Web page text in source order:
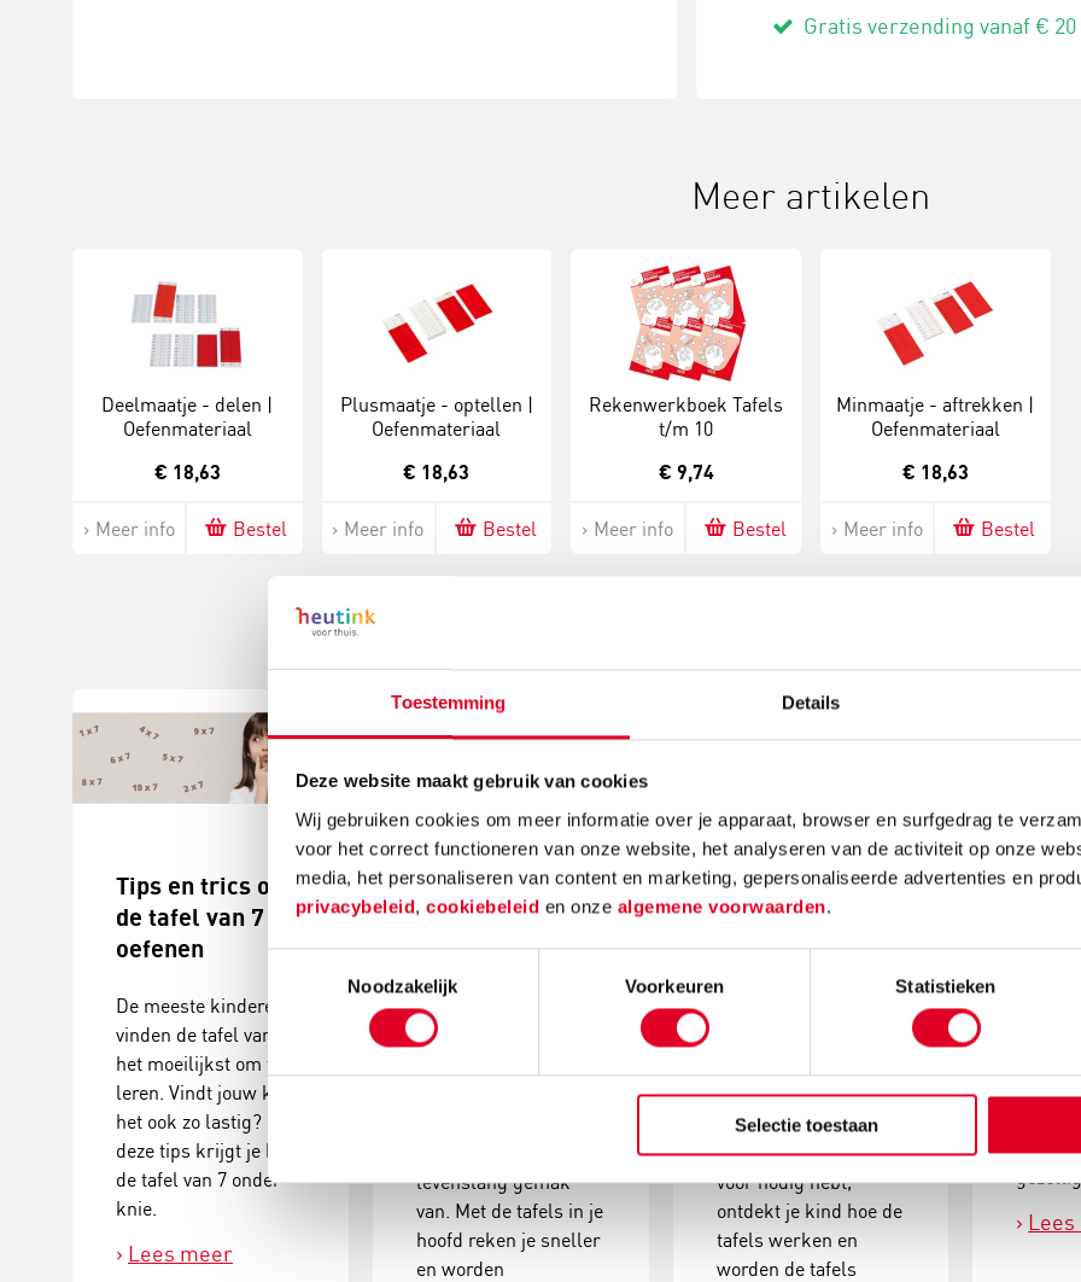
Toestemming Details
Deze website maakt gebruik van cookies
Wij gebruiken cookies om meer informatie over je apparaat, browser en surfgedrag te
voor het correct functioneren van onze website, het analyseren van de activiteit op onze
media, het personaliseren van content en marketing, gepersonaliseerde advertenties en
privacybeleid, cookiebeleid en onze algemene voorwaarden.
Noodzakelijk
Voorkeuren Statistieken
Selectie toestaan
Gratis verzending vanaf €
Meer artikelen
Deelmaatje - delen |
Oefenmateriaal
€ 18,63
Meer info Bestel
Plusmaatje - optellen |
Oefenmateriaal
€ 18,63
Meer info Bestel
Rekenwerkboek Tafels
t/m 10
€ 9,74
Meer info Bestel
Minmaatje - aftrekken |
Oefenmateriaal
€ 18,63
Meer info Bestel
Tips en trics om
de tafel van 7 te
oefenen
De meeste kinderen
vinden de tafel van 7
het moeilijkst om te
leren. Vindt jouw kind
het ook zo lastig? Met
deze tips krijgt je kind
de tafel van 7 onder
knie.
Lees meer
Trucjes en
ezelsbruggetjes
om de tafels te
leren
De tafels van
levenslang gemak
van. Met de tafels in je
hoofd reken je sneller
en worden
3 tafelspelletjes
waar je (bijna)
niets voor nodig
hebt
oefenen leuk is. Met
deze tafelspelletjes
waar je (bijna) niets
voor nodig hebt,
ontdekt je kind hoe de
tafels werken en
worden de tafels
dit op